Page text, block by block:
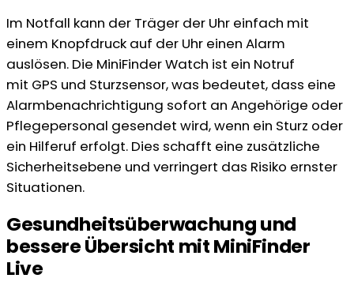
Im Notfall kann der Träger der Uhr einfach mit
einem Knopfdruck auf der Uhr einen Alarm
auslösen. Die MiniFinder Watch ist ein Notruf
mit GPS und Sturzsensor, was bedeutet, dass eine
Alarmbenachrichtigung sofort an Angehörige oder
Pflegepersonal gesendet wird, wenn ein Sturz oder
ein Hilferuf erfolgt. Dies schafft eine zusätzliche
Sicherheitsebene und verringert das Risiko ernster
Situationen.
Gesundheitsüberwachung und
bessere Übersicht mit MiniFinder
Live